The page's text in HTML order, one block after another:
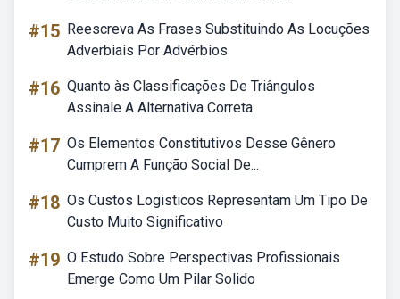
#15 Reescreva As Frases Substituindo As Locuções
Adverbiais Por Advérbios
#16 Quanto às Classificações De Triângulos
Assinale A Alternativa Correta
#17 Os Elementos Constitutivos Desse Gênero
Cumprem A Função Social De...
#18 Os Custos Logisticos Representam Um Tipo De
Custo Muito Significativo
#19 O Estudo Sobre Perspectivas Profissionais
Emerge Como Um Pilar Solido